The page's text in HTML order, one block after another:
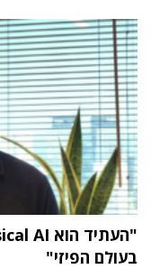
בעולם הפיזי"